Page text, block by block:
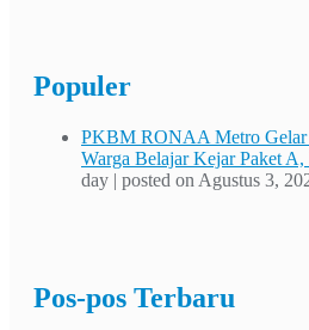
Populer
PKBM RONAA Metro
Warga Belajar Kejar Paket A,
day | posted on Agustus 3,
Pos-pos Terbaru